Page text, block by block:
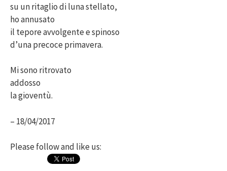
su un ritaglio di luna stellato,
ho annusato
il tepore avvolgente e spinoso
d’una precoce primavera.
Mi sono ritrovato
addosso
la gioventù.
– 18/04/2017
Please follow and like us: